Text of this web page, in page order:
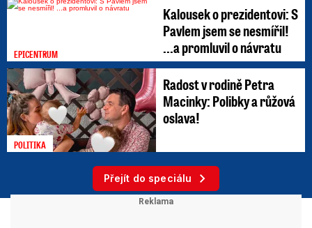
EPICENTRUM
Kalousek o prezidentovi: S
Pavlem jsem se nesmířil!
...a promluvil o návratu
POLITIKA
Radost v rodině Petra
Macinky: Polibky a růžová
oslava!
Přejít do speciálu